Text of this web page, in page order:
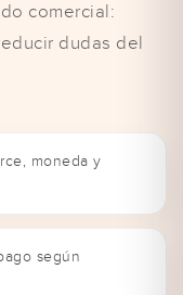
comercial:
dudas del
moneda y
según